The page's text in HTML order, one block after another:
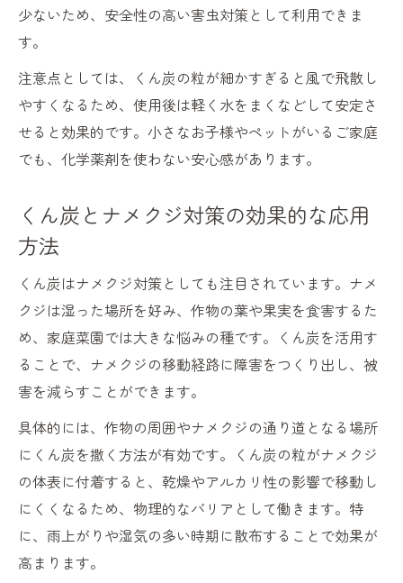
少ないため、安全性の高い害虫対策として利用できま
す。
注意点としては、くん炭の粒が細かすぎると風で飛散し
やすくなるため、使用後は軽く水をまくなどして安定さ
せると効果的です。小さなお子様やペットがいるご家庭
でも、化学薬剤を使わない安心感があります。
くん炭とナメクジ対策の効果的な応用
方法
くん炭はナメクジ対策としても注目されています。ナメ
クジは湿った場所を好み、作物の葉や果実を食害するた
め、家庭菜園では大きな悩みの種です。くん炭を活用す
ることで、ナメクジの移動経路に障害をつくり出し、被
害を減らすことができます。
具体的には、作物の周囲やナメクジの通り道となる場所
にくん炭を撒く方法が有効です。くん炭の粒がナメクジ
の体表に付着すると、乾燥やアルカリ性の影響で移動し
にくくなるため、物理的なバリアとして働きます。特
に、雨上がりや湿気の多い時期に散布することで効果が
高まります。